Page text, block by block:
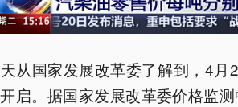
从国家发展改革委了解到，4月
启。据国家发展改革委价格监